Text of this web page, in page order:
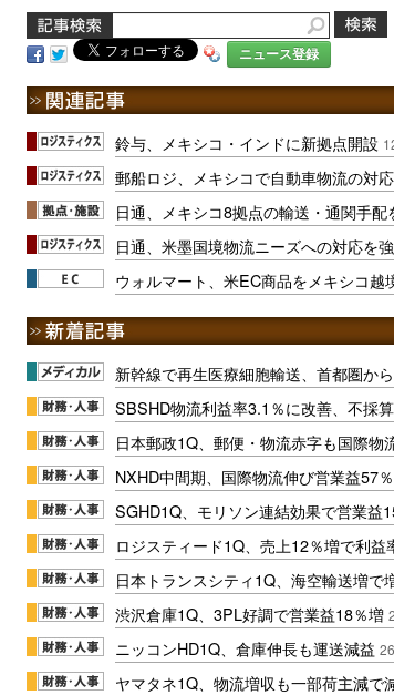
ニュース登録
鈴与、メキシコ・インドに新拠点開設
郵船ロジ、メキシコで自動車物流の対
日通、メキシコ8拠点の輸送・通関手配
日通、米墨国境物流ニーズへの対応を
ウォルマート、米EC商品をメキシコ越
新幹線で再生医療細胞輸送、首都圏か
SBSHD物流利益率3.1％に改善、不採
日本郵政1Q、郵便・物流赤字も国際物
NXHD中間期、国際物流伸び営業益57
SGHD1Q、モリソン連結効果で営業益
ロジスティード1Q、売上12％増で利益
日本トランスシティ1Q、海空輸送増で
渋沢倉庫1Q、3PL好調で営業益18％増
ニッコンHD1Q、倉庫伸長も運送減益
ヤマタネ1Q、物流増収も一部荷主減で